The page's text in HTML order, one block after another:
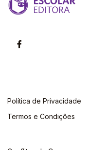
Política de Privacidade
Termos e Condições